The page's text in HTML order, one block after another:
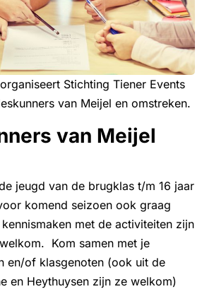
Stichting Tiener Events
van Meijel en omstreken.
van Meijel
jeugd van de brugklas t/m 16 jaar
komend seizoen ook graag
met de activiteiten zijn
Kom samen met je
en/of klasgenoten (ook uit de
en Heythuysen zijn ze welkom)